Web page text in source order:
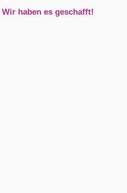
Wir haben es geschafft!